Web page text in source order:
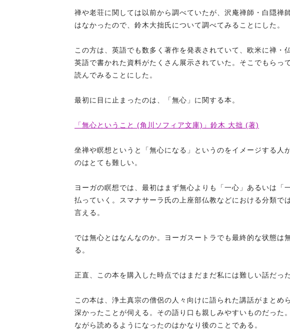
禅や老荘に関しては以前から調べていたが、沢庵禅師・白隠禅
はなかったので、鈴木大拙氏について調べてみることにした。
この方は、英語でも数多く著作を発表されていて、欧米に禅・
英語で書かれた資料がたくさん展示されていた。そこでもらっ
読んでみることにした。
最初に目に止まったのは、「無心」に関する本。
「無心ということ (角川ソフィア文庫)」鈴木 大拙 (著)
坐禅や瞑想というと「無心になる」というのをイメージする人
のはとても難しい。
ヨーガの瞑想では、最初はまず無心よりも「一心」あるいは「
払っていく。スマナサーラ氏の上座部仏教などにおける分類で
言える。
では無心とはなんなのか。ヨーガスートラでも最終的な状態は
る。
正直、この本を購入した時点ではまだまだ私には難しい話だった
この本は、浄土真宗の僧侶の人々向けに語られた講話がまとめ
深かったことが伺える。その語り口も親しみやすいものだった
ながら読めるようになったのはかなり後のことである。